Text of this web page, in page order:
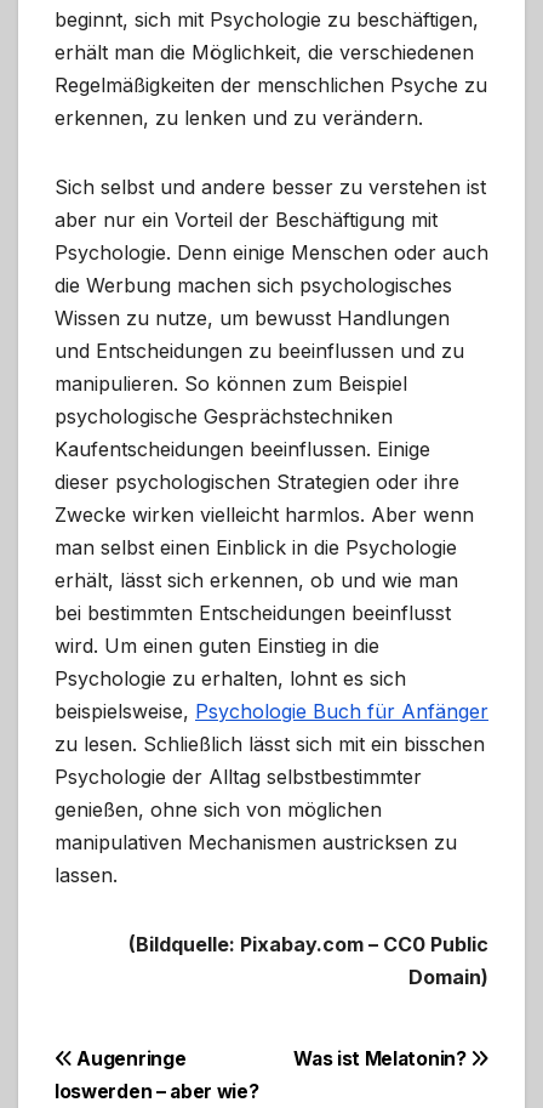
beginnt, sich mit Psychologie zu beschäftigen,
erhält man die Möglichkeit, die verschiedenen
Regelmäßigkeiten der menschlichen Psyche zu
erkennen, zu lenken und zu verändern.
Sich selbst und andere besser zu verstehen ist
aber nur ein Vorteil der Beschäftigung mit
Psychologie. Denn einige Menschen oder auch
die Werbung machen sich psychologisches
Wissen zu nutze, um bewusst Handlungen
und Entscheidungen zu beeinflussen und zu
manipulieren. So können zum Beispiel
psychologische Gesprächstechniken
Kaufentscheidungen beeinflussen. Einige
dieser psychologischen Strategien oder ihre
Zwecke wirken vielleicht harmlos. Aber wenn
man selbst einen Einblick in die Psychologie
erhält, lässt sich erkennen, ob und wie man
bei bestimmten Entscheidungen beeinflusst
wird. Um einen guten Einstieg in die
Psychologie zu erhalten, lohnt es sich
beispielsweise, Psychologie Buch für Anfänger
zu lesen. Schließlich lässt sich mit ein bisschen
Psychologie der Alltag selbstbestimmter
genießen, ohne sich von möglichen
manipulativen Mechanismen austricksen zu
lassen.
(Bildquelle: Pixabay.com – CC0 Public
Domain)
Beitragsnavigation
Was ist Melatonin?
Augenringe
loswerden – aber wie?